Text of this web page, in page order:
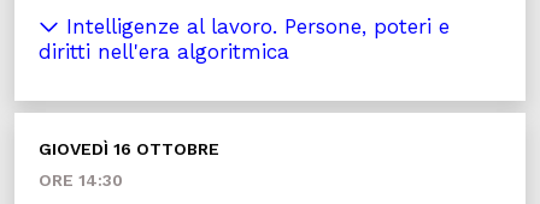
Intelligenze al lavoro. Persone, poteri e
diritti nell'era algoritmica
GIOVEDÌ 16 OTTOBRE
ORE 14:30